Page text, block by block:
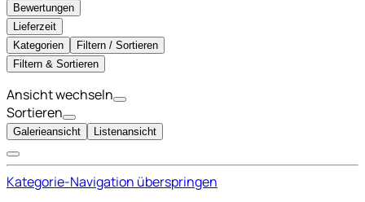
Bewertungen
Lieferzeit
Kategorien
Filtern / Sortieren
Filtern & Sortieren
Ansicht wechseln
Sortieren
Galerieansicht Listenansicht
Kategorie-Navigation überspringen